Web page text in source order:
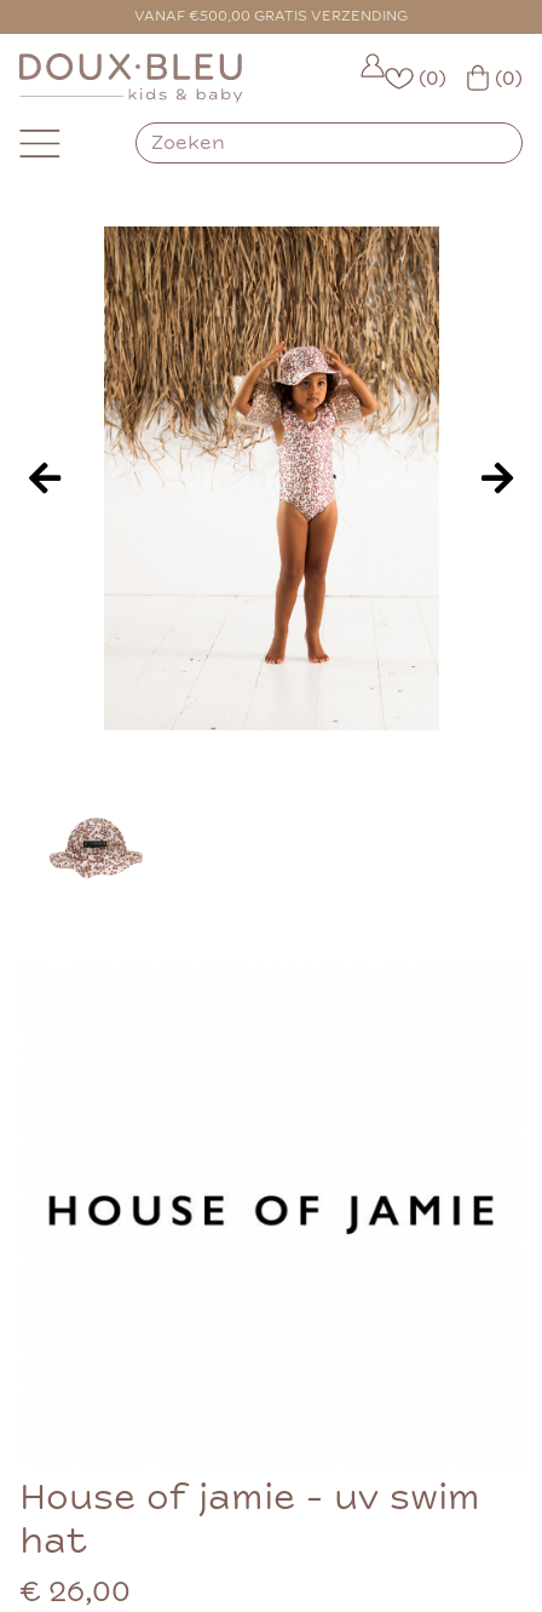
VOOR 16:00 BESTELD = VANDAAG VERZONDEN
(0) (0)
House of jamie - uv swim
hat
€ 26,00